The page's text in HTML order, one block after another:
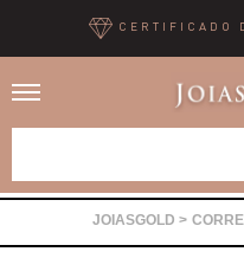
CERTIFICADO